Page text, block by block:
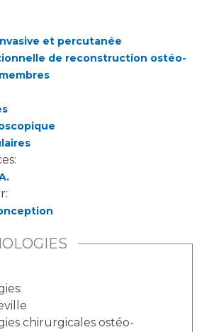
en santé à l’AP-HM
sans tabac
et percutanée
de reconstruction ostéo-
chirurgicales ostéo-